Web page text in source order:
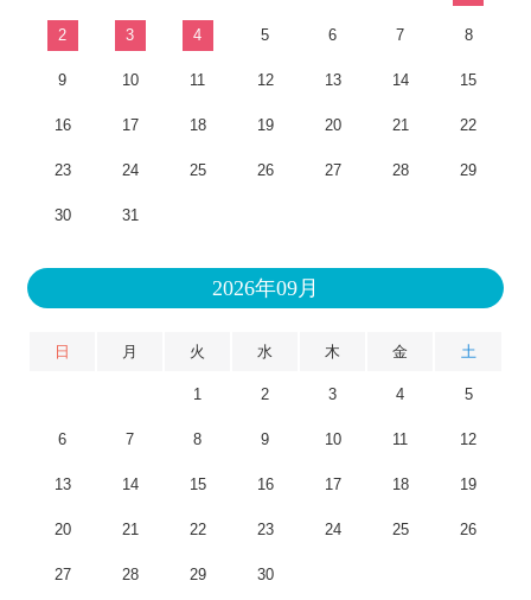
2 3 4 5 6 7 8
9 10 11 12 13 14 15
16 17 18 19 20 21 22
23 24 25 26 27 28 29
30 31
2026年09月
日 月 火 水 木 金 土
1 2 3 4 5
6 7 8 9 10 11 12
13 14 15 16 17 18 19
20 21 22 23 24 25 26
27 28 29 30